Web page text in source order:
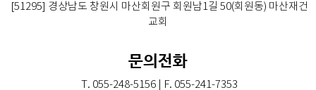
[51295] 경상남도 창원시 마산회원구 회원남1길 50(회원동) 마산재건
교회
문의전화
T. 055-248-5156 | F. 055-241-7353